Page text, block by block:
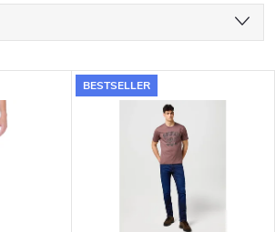
BESTSELLER